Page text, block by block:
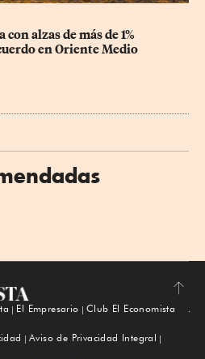
alzas de más de 1%
en Oriente Medio
Subir
El Empresario
Club El Economista
Aviso de Privacidad Integral